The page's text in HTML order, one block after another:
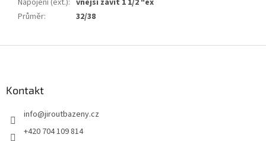
Průměr: 32/38
Kontakt
info@jiroutbazeny.cz
+420 704 109 814